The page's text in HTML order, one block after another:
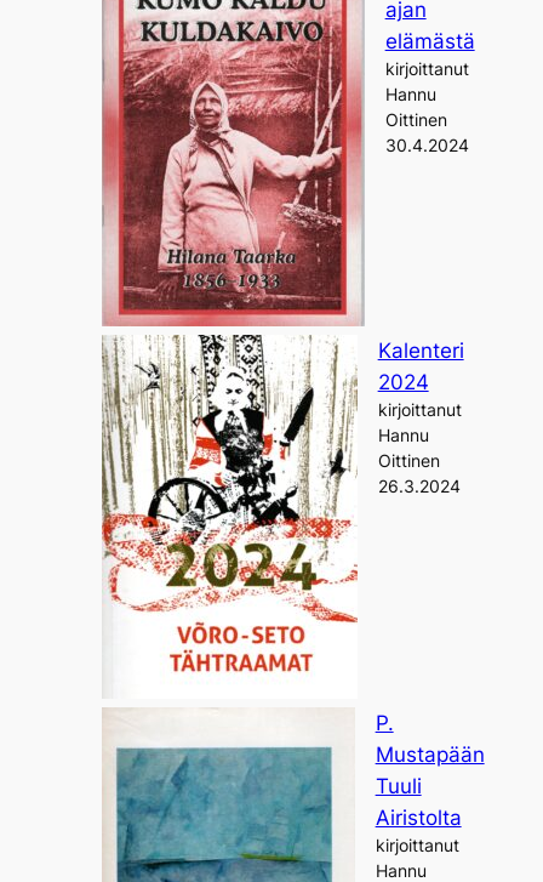
ajan
elämästä
kirjoittanut
Hannu
Oittinen
30.4.2024
Kalenteri
2024
kirjoittanut
Hannu
Oittinen
26.3.2024
P.
Mustapään
Tuuli
Airistolta
kirjoittanut
Hannu